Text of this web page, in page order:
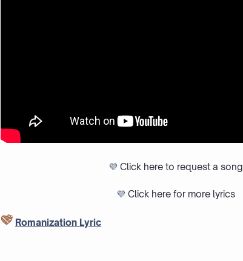
💜 Click here to request a song
💜 Click here for more lyrics
Romanization Lyric